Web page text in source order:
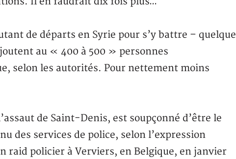
de départs en Syrie pour s’y battre – quelque
au « 400 à 500 » personnes
selon les autorités. Pour nettement moins
de Saint-Denis, est soupçonné d’être le
des services de police, selon l’expression
raid policier à Verviers, en Belgique, en janvier